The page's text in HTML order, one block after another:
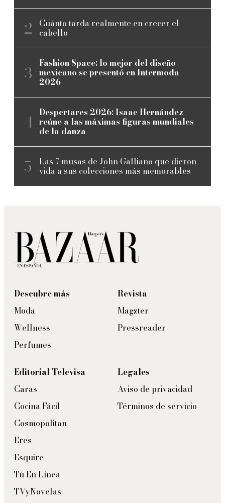
Cuánto tarda realmente en crecer el
cabello
Fashion Space: lo mejor del diseño
mexicano se presentó en Intermoda
2026
Despertares 2026: Isaac Hernández
reúne a las máximas figuras mundiales
de la danza
Las 7 musas de John Galliano que dieron
vida a sus colecciones más memorables
Descubre más
Moda
Wellness
Perfumes
Revista
Magzter
Pressreader
Editorial Televisa
Caras
Cocina Fácil
Cosmopolitan
Eres
Esquire
Tú En Línea
TVyNovelas
Legales
Aviso de privacidad
Términos de servicio